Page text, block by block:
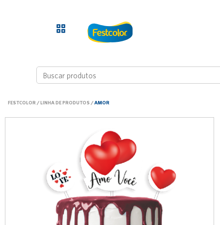
FESTCOLOR /LINHA DE PRODUTOS /AMOR